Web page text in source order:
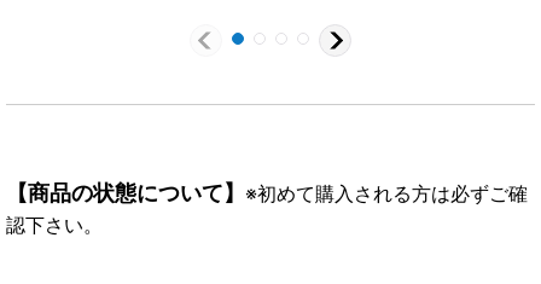
【商品の状態について】 ※初めて購入される方は必ずご確
認下さい。